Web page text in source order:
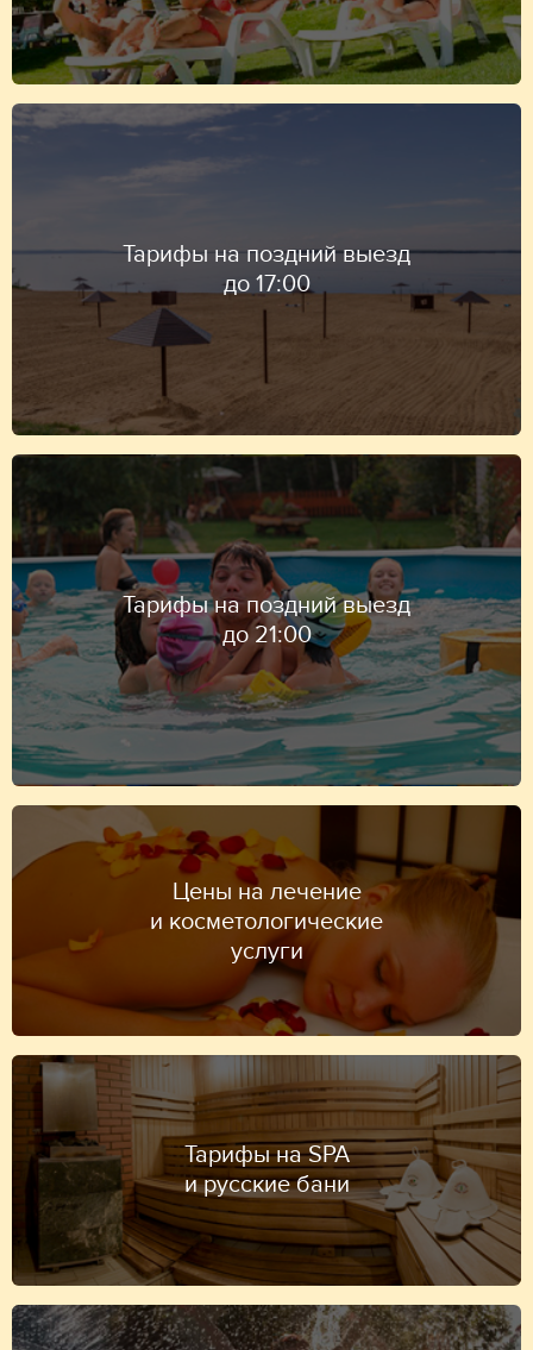
Тарифы на поздний выезд
до 17:00
Тарифы на поздний выезд
до 21:00
Цены на лечение
и косметологические
услуги
Тарифы на SPA
и русские бани